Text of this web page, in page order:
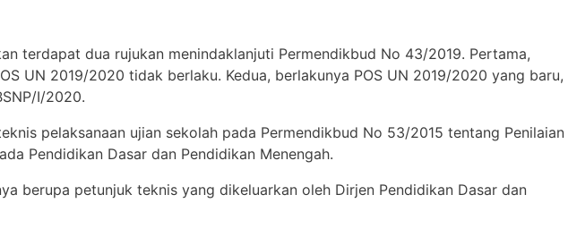
terdapat dua rujukan menindaklanjuti Permendikbud No 43/2019. Pertama,
UN 2019/2020 tidak berlaku. Kedua, berlakunya POS UN 2019/2020 yang baru,
I/2020.
pelaksanaan ujian sekolah pada Permendikbud No 53/2015 tentang Penilaian
Pendidikan Dasar dan Pendidikan Menengah.
berupa petunjuk teknis yang dikeluarkan oleh Dirjen Pendidikan Dasar dan